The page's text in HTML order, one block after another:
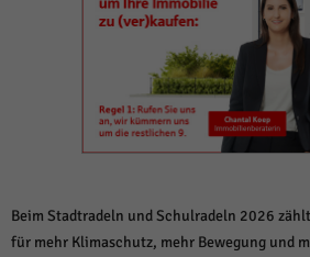
Beim Stadtradeln und Schulradeln 2026
für mehr Klimaschutz, mehr Bewegung und
Alle akzeptieren
Zurück
Datenschutzeinstellungen
Essenziell (1)
einwandfreie Funktion der Website erforderlich.
Cookie-Informationen